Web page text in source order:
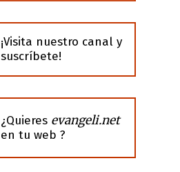
¡Visita nuestro canal y
suscríbete!
¿Quieres evangeli.net
en tu web ?